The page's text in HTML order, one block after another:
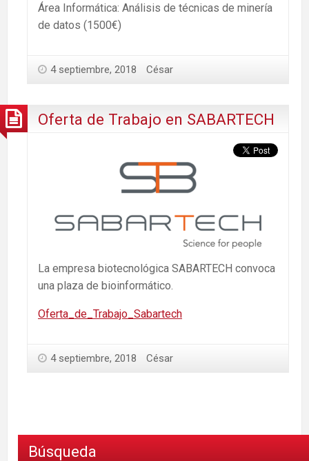
Área Informática: Análisis de técnicas de minería
de datos (1500€)
4 septiembre, 2018 César
Oferta de Trabajo en SABARTECH
La empresa biotecnológica SABARTECH convoca
una plaza de bioinformático.
Oferta_de_Trabajo_Sabartech
4 septiembre, 2018 César
Búsqueda